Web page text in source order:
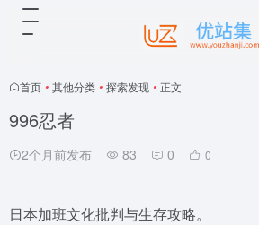
首页 • 其他分类 • 探索发现 • 正文
996忍者
2个月前发布 83 0 0
日本加班文化批判与生存攻略。